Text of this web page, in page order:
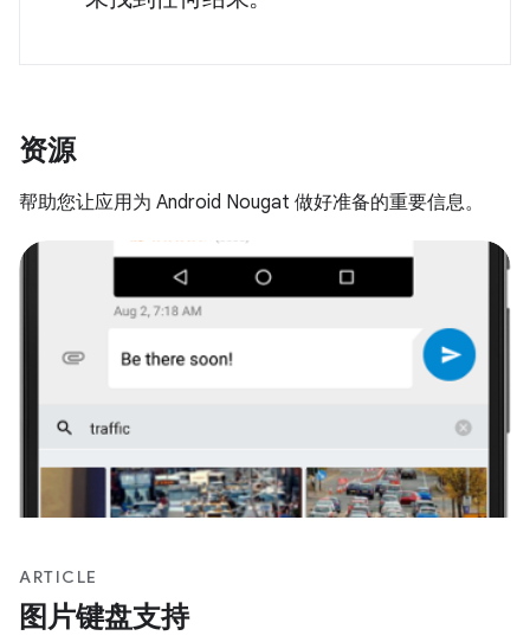
资源
帮助您让应用为 Android Nougat 做好准备的重要信息。
ARTICLE
图片键盘支持